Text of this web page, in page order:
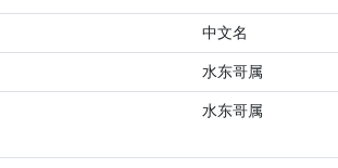
中文名
水东哥属
水东哥属